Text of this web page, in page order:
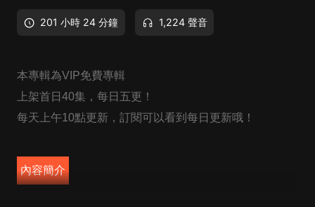
201 小時 24 分鐘 1,224 聲音
本專輯為VIP免費專輯
上架首日40集，每日五更！
每天上午10點更新，訂閱可以看到每日更新哦！
內容簡介